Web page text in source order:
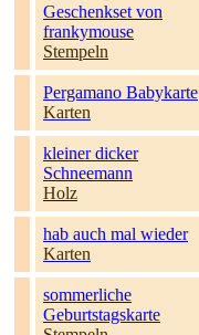
Geschenkset von
frankymouse
Stempeln
Pergamano Babykarte
Karten
kleiner dicker
Schneemann
Holz
hab auch mal wieder
Karten
sommerliche
Geburtstagskarte